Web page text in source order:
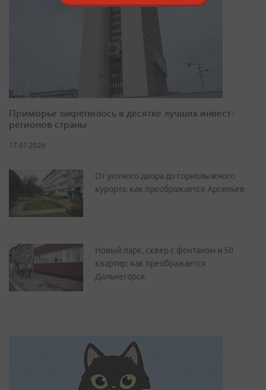
Приморье закрепилось в десятке лучших инвест-
регионов страны
17.07.2026
От уютного двора до горнолыжного
курорта: как преображается Арсеньев
Новый парк, сквер с фонтаном и 50
квартир: как преображается
Дальнегорск